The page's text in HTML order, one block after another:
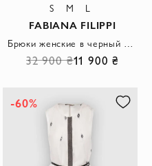
S M L
FABIANA FILIPPI
32 900 ₴11 900 ₴
-60%